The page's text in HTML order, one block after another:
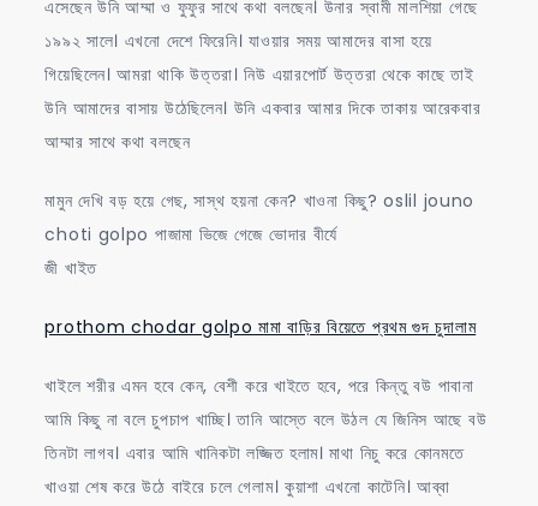
এসেছেন উনি আম্মা ও ফুফুর সাথে কথা বলছেন। উনার স্বামী মালশিয়া গেছে
১৯৯২ সালে। এখনো দেশে ফিরেনি। যাওয়ার সময় আমাদের বাসা হয়ে
গিয়েছিলেন। আমরা থাকি উত্তরা। নিউ এয়ারপোর্ট উত্তরা থেকে কাছে তাই
উনি আমাদের বাসায় উঠেছিলেন। উনি একবার আমার দিকে তাকায় আরেকবার
আম্মার সাথে কথা বলছেন
মামুন দেখি বড় হয়ে গেছ, সাস্থ হয়না কেন? খাওনা কিছু? oslil jouno
choti golpo পাজামা ভিজে গেজে ভোদার বীর্যে
জী খাইত
prothom chodar golpo মামা বাড়ির বিয়েতে প্রথম গুদ চুদালাম
খাইলে শরীর এমন হবে কেন, বেশী করে খাইতে হবে, পরে কিন্তু বউ পাবানা
আমি কিছু না বলে চুপচাপ খাচ্ছি। তানি আস্তে বলে উঠল যে জিনিস আছে বউ
তিনটা লাগব। এবার আমি খানিকটা লজ্জিত হলাম। মাথা নিচু করে কোনমতে
খাওয়া শেষ করে উঠে বাইরে চলে গেলাম। কুয়াশা এখনো কাটেনি। আব্বা